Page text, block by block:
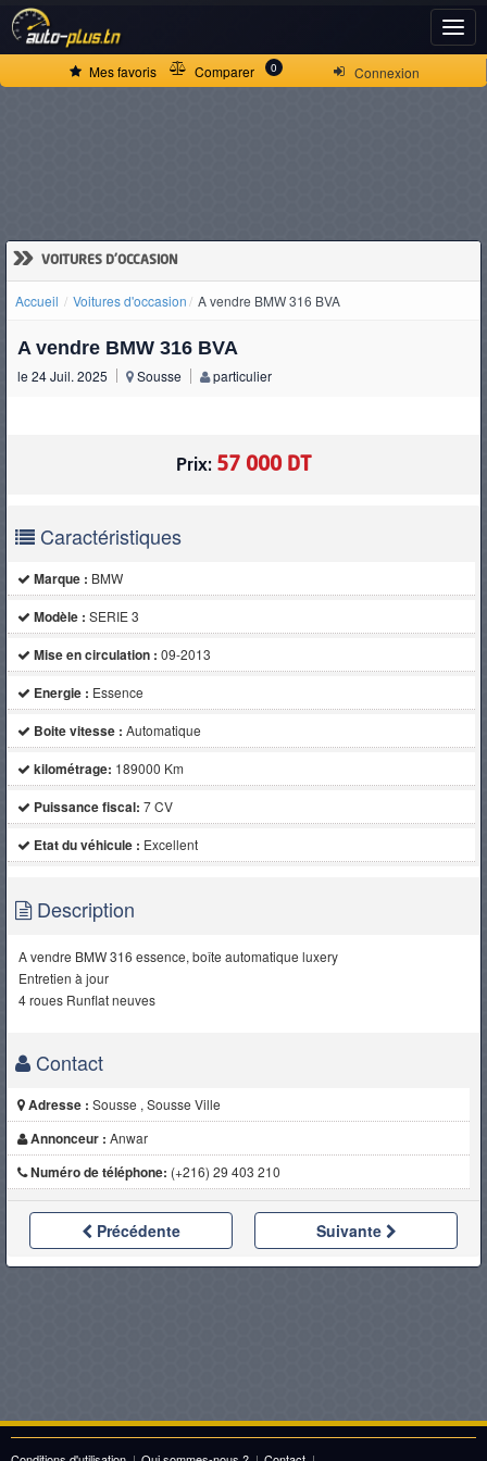
Connexion
Mes favoris Comparer 0
» VOITURES D'OCCASION
Accueil Voitures d'occasion A vendre BMW 316 BVA
A vendre BMW 316 BVA
le 24 Juil. 2025 Sousse particulier
Prix: 57 000 DT
Caractéristiques
Marque : BMW
Modèle : SERIE 3
Mise en circulation : 09-2013
Energie : Essence
Boite vitesse : Automatique
kilométrage: 189000 Km
Puissance fiscal: 7 CV
Etat du véhicule : Excellent
Description
A vendre BMW 316 essence, boîte automatique luxery
Entretien à jour
4 roues Runflat neuves
Contact
Adresse : Sousse , Sousse Ville
Annonceur : Anwar
Numéro de téléphone: (+216) 29 403 210
Précédente Suivante
ACCUEIL
D'OCCASION